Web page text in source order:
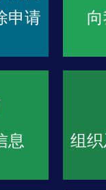
申请
息 组